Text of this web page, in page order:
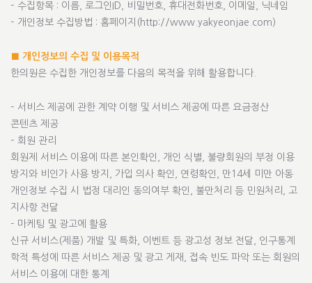
– 수집항목 : 이름, 로그인ID, 비밀번호, 휴대전화번호, 이메일, 닉네임
– 개인정보 수집방법 : 홈페이지(http://www.yakyeonjae.com)
■ 개인정보의 수집 및 이용목적
한의원은 수집한 개인정보를 다음의 목적을 위해 활용합니다.
– 서비스 제공에 관한 계약 이행 및 서비스 제공에 따른 요금정산
콘텐츠 제공
– 회원 관리
회원제 서비스 이용에 따른 본인확인, 개인 식별, 불량회원의 부정 이용
방지와 비인가 사용 방지, 가입 의사 확인, 연령확인, 만14세 미만 아동
개인정보 수집 시 법정 대리인 동의여부 확인, 불만처리 등 민원처리, 고
지사항 전달
– 마케팅 및 광고에 활용
신규 서비스(제품) 개발 및 특화, 이벤트 등 광고성 정보 전달, 인구통계
학적 특성에 따른 서비스 제공 및 광고 게재, 접속 빈도 파악 또는 회원의
서비스 이용에 대한 통계